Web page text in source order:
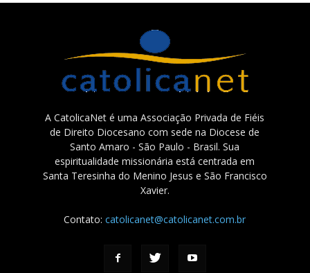
A CatolicaNet é uma Associação Privada de Fiéis
de Direito Diocesano com sede na Diocese de
Santo Amaro - São Paulo - Brasil. Sua
espiritualidade missionária está centrada em
Santa Teresinha do Menino Jesus e São Francisco
Xavier.
Contato:catolicanet@catolicanet.com.br